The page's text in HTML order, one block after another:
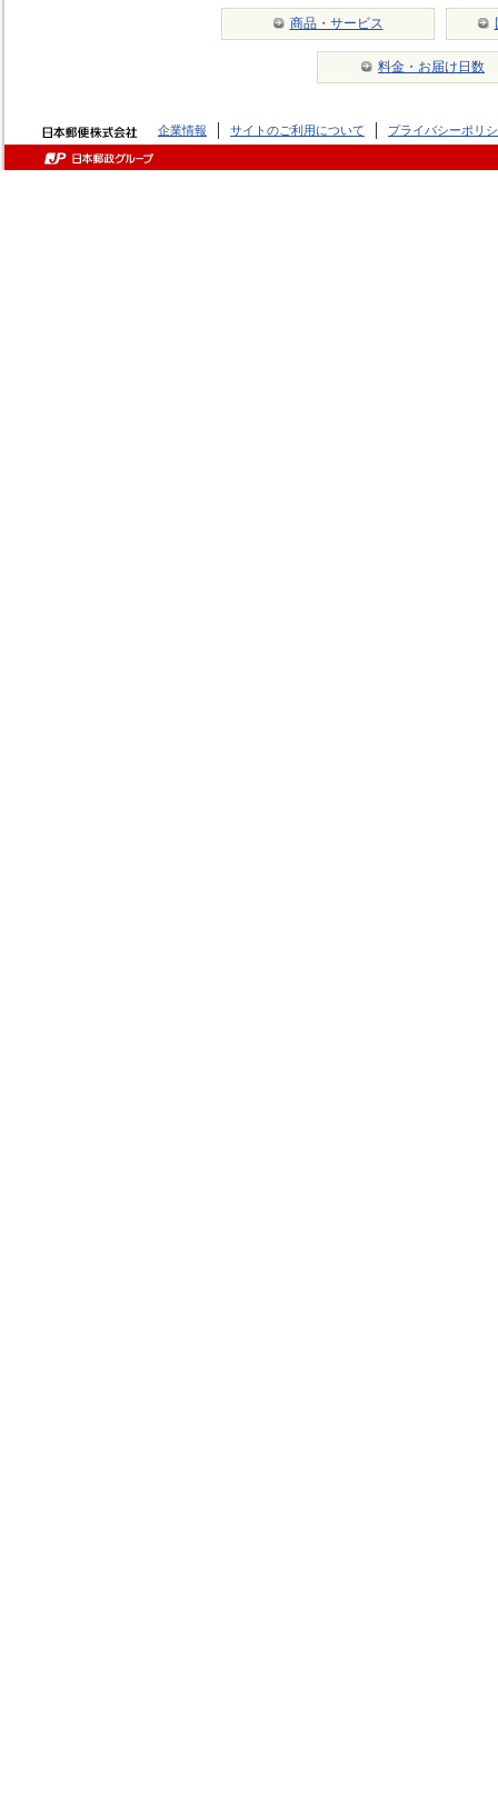
商品・サービス
料金・お届け日数
企業情報 サイトのご利用について プライバシーポリ